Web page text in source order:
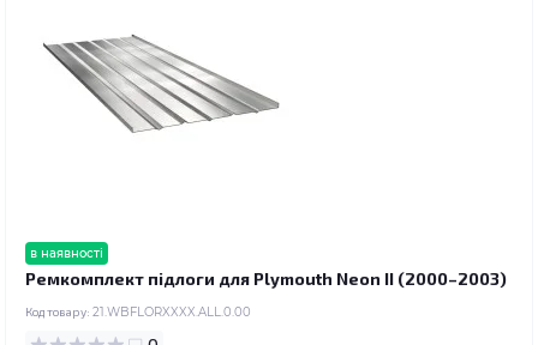
в наявності
Ремкомплект підлоги для Plymouth Neon II (2000–2003)
Код товару: 21.WBFLORXXXX.ALL.0.00